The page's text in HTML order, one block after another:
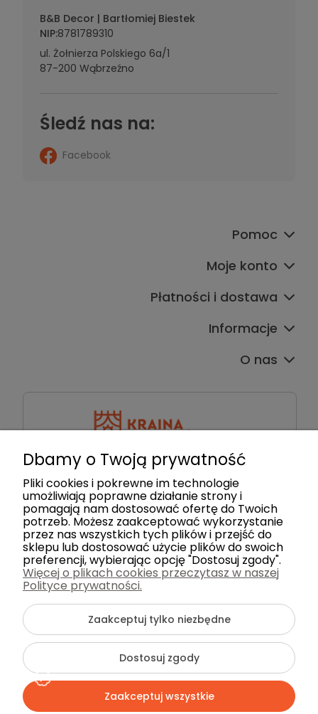
B&B Decor | Bartłomiej Biestek
NIP:8781789310
ul. Żołnierza Polskiego 6a/1
87-200 Wąbrzeźno
Śledź nas na:
Facebook
Pomoc
Moje konto
Płatności i dostawa
Informacje
O nas
+48 884 111 844
Napisz do nas!
©2026 Wszelkie Prawa Zastrzeżone | Kraina
Dywanów
Szablon Flex byEcommercy
Pokaż pełną wersję strony
Sklep internetowy Shoper Premium
Dbamy o Twoją prywatność
Pliki cookies i pokrewne im technologie
umożliwiają poprawne działanie strony i
pomagają nam dostosować ofertę do Twoich
potrzeb. Możesz zaakceptować wykorzystanie
przez nas wszystkich tych plików i przejść do
sklepu lub dostosować użycie plików do swoich
preferencji, wybierając opcję "Dostosuj zgody".
Więcej o plikach cookies przeczytasz w naszej
Polityce prywatności.
Zaakceptuj tylko niezbędne
Dostosuj zgody
Zaakceptuj wszystkie